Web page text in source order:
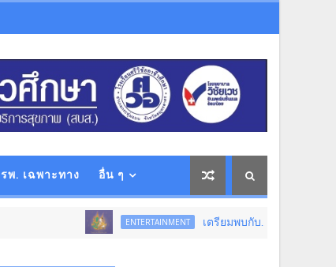
รพ. เฉพาะทาง อื่น ๆ
ENTERTAINMENT เตรียมพบกับ...การแสดงโขนสุดยิ่งให